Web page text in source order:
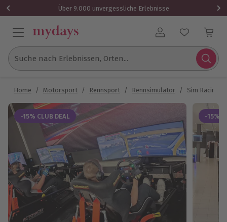
Über 9.000 unvergessliche Erlebnisse
Benutzerkonto
Suche nach Erlebnissen, Orten...
Home / Motorsport / Rennsport / Rennsimulator / Sim Racing
-15% CLUB DEAL -15%